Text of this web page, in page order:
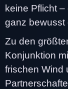
keine Pflicht
ganz bewusst
Zu den
Konjunktion
frischen Wind